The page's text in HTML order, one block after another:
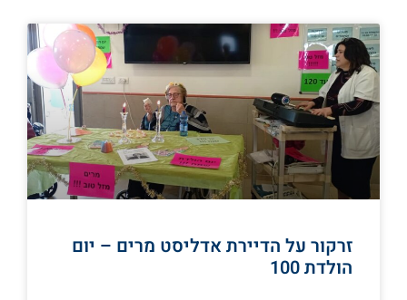
זרקור על הדיירת אדליסט מרים – יום
הולדת 100